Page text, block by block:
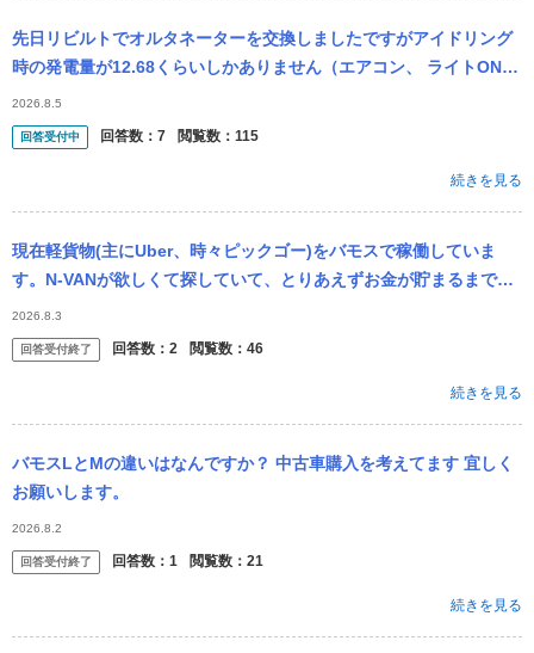
先日リビルトでオルタネーターを交換しましたですがアイドリング
時の発電量が12.68くらいしかありません（エアコン、 ライトON）
回転数を上げると14.10くらいまで発電しますこれはオルタネータ
ー...
2026.8.5
回答受付中 回答数： 7 閲覧数： 115
続きを見る
現在軽貨物(主にUber、時々ピックゴー)をバモスで稼働していま
す。N-VANが欲しくて探していて、とりあえずお金が貯まるまでの
間(2年～3年)はこれを買おうと思ってます。 ギアシフトにタイム
ラ...
2026.8.3
回答受付終了 回答数： 2 閲覧数： 46
続きを見る
バモスLとMの違いはなんですか？ 中古車購入を考えてます 宜しく
お願いします。
2026.8.2
回答受付終了 回答数： 1 閲覧数： 21
続きを見る